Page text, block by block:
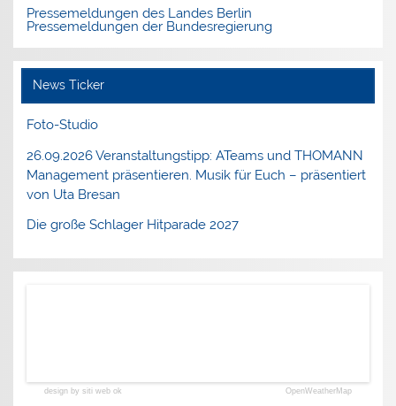
Pressemeldungen des Landes Berlin
Pressemeldungen der Bundesregierung
News Ticker
Foto-Studio
26.09.2026 Veranstaltungstipp: ATeams und THOMANN
Management präsentieren. Musik für Euch – präsentiert
von Uta Bresan
Die große Schlager Hitparade 2027
design by siti web ok OpenWeatherMap